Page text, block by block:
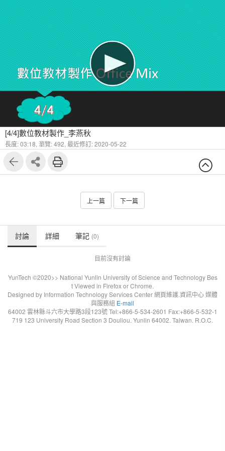
[4/4]數位教材製作_李燕秋
長度: 03:18, 瀏覽: 492, 最近修訂: 2020-05-22
上一篇 下一篇
討論 詳細 筆記 (0)
目前沒有討論
YunTech ©2020>> National Yunlin University of Science and Technology Bes
t Viewed in Firefox or Chrome.
Designed by Information Technology Services Center 網頁維護.資訊中心 媒體
與服務組 E-mail
64002 雲林縣斗六市大學路3段123號 Tel:+866-5-534-2601 Fax:+866-5-532-1
719 123 University Road Section 3 Douliou. Yunlin 64002. Taiwan. R.O.C.